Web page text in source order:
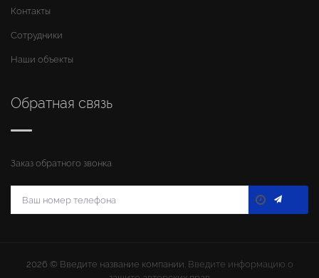
Контакты
Сотрудники
Наши объекты
Обратная связь
Заказ обратного звонка
2026 © Введите название компании. Введите информацию о